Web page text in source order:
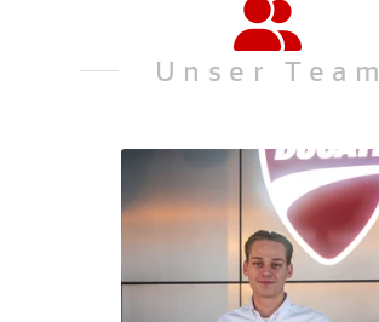
Unser Team